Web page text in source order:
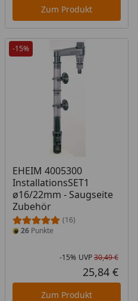
Zum Produkt
-15%
EHEIM 4005300
InstallationsSET1
ø16/22mm - Saugseite
Zubehör
(16)
26 Punkte
-15% UVP30,49 €
25,84 €
Zum Produkt